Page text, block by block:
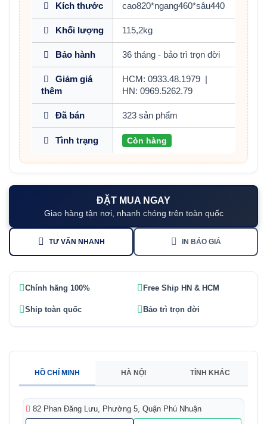
Kích thước cao820*ngang460*sâu440
Khối lượng 115,2kg
Bảo hành 36 tháng - bảo trì trọn đời
Giảm giá
thêm
HCM: 0933.48.1979
HN: 0969.5262.79
Đã bán 323 sản phẩm
Tình trạng Còn hàng
ĐẶT MUA NGAY
Giao hàng tận nơi, nhanh chóng trên toàn quốc
TƯ VẤN NHANH IN BÁO GIÁ
Chính hãng 100% Free Ship HN & HCM
Ship toàn quốc Bảo trì trọn đời
HỒ CHÍ MINH HÀ NỘI TỈNH KHÁC
82 Phan Đăng Lưu, Phường 5, Quận Phú Nhuận